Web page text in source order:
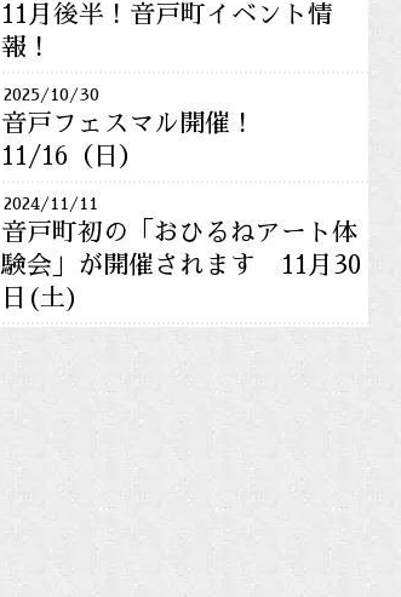
11月後半！音戸町イベント情
報！
2025/10/30
音戸フェスマル開催！
11/16（日）
2024/11/11
音戸町初の「おひるねアート体
験会」が開催されます 11月30
日(土)